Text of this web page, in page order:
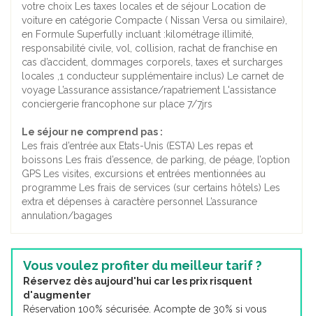
votre choix Les taxes locales et de séjour Location de
voiture en catégorie Compacte ( Nissan Versa ou similaire),
en Formule Superfully incluant :kilométrage illimité,
responsabilité civile, vol, collision, rachat de franchise en
cas d’accident, dommages corporels, taxes et surcharges
locales ,1 conducteur supplémentaire inclus) Le carnet de
voyage L’assurance assistance/rapatriement L'assistance
conciergerie francophone sur place 7/7jrs
Le séjour ne comprend pas :
Les frais d’entrée aux Etats-Unis (ESTA) Les repas et
boissons Les frais d’essence, de parking, de péage, l’option
GPS Les visites, excursions et entrées mentionnées au
programme Les frais de services (sur certains hôtels) Les
extra et dépenses à caractère personnel L’assurance
annulation/bagages
Vous voulez profiter du meilleur tarif ?
Réservez dès aujourd'hui car les prix risquent
d'augmenter
Réservation 100% sécurisée. Acompte de 30% si vous